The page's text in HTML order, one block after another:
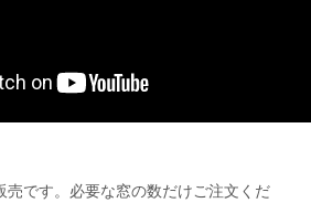
売です。必要な窓の数だけご注文くだ